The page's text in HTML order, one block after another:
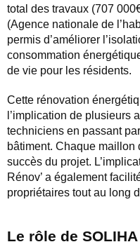
total des travaux (707
(Agence nationale de
permis d’améliorer
consommation
de vie pour les résidents.
Cette rénovation
l’implication de plusieurs
techniciens en passant
bâtiment. Chaque maillon
succès du projet.
Rénov’ a également
propriétaires tout au long
Le rôle de SOLIHA